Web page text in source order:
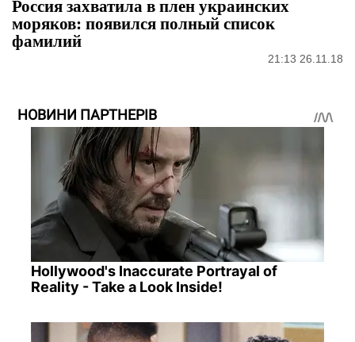
Россия захватила в плен украинских
моряков: появился полный список
фамилий
21:13 26.11.18
НОВИНИ ПАРТНЕРІВ
Hollywood's Inaccurate Portrayal of
Reality - Take a Look Inside!